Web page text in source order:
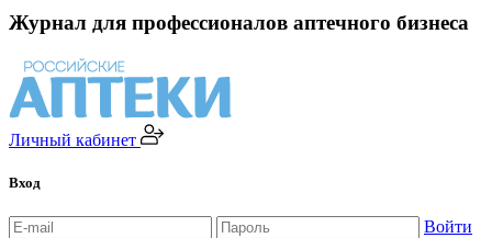
Журнал для профессионалов аптечного бизнеса
Личный кабинет
Вход
Войти